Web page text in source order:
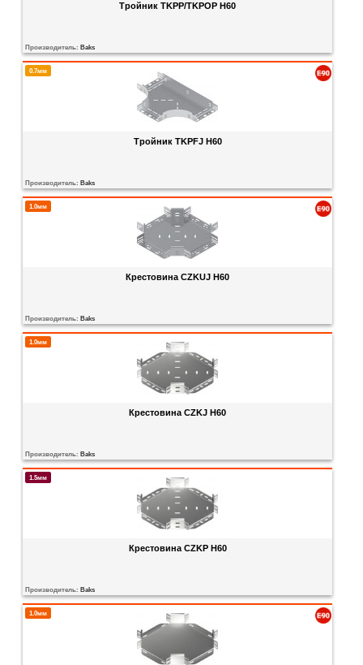
Тройник TKPP/TKPOP H60
Производитель: Baks
0.7мм
Тройник TKPFJ H60
Производитель: Baks
1.0мм
Крестовина CZKUJ H60
Производитель: Baks
1.0мм
Крестовина CZKJ H60
Производитель: Baks
1.5мм
Крестовина CZKP H60
Производитель: Baks
1.0мм